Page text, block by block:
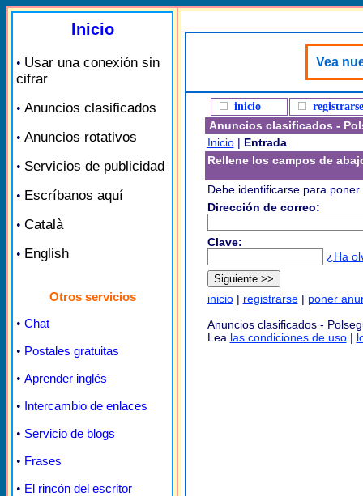
Inicio
• Usar una conexión sin
cifrar
• Anuncios clasificados
• Anuncios rotativos
• Servicios de publicidad
• Escríbanos aquí
• Català
• English
Otros servicios
• Chat
• Postales gratuitas
• Aprender inglés
• Intercambio de enlaces
• Servicio de blogs
• Frases
• El rincón del escritor
Vea
inicio registrarse
Anuncios clasificados -
Inicio| Entrada
Rellene los campos de
Debe identificarse para
Dirección de correo:
Clave:
¿Ha
inicio| registrarse| poner
Anuncios clasificados -
Lea las condiciones de uso|